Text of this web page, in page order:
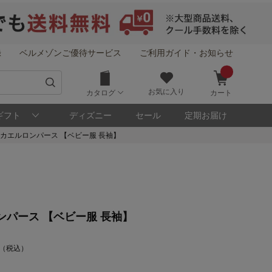
ベルメゾンご優待サービス ご利用ガイド・お知らせ
カタログ お気に入り カート
フト ディズニー セール 定期お届け
エルロンパース 【ベビー服 長袖】
ース 【ベビー服 長袖】
税込）